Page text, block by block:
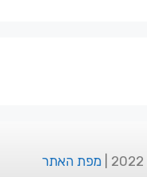
מפת האתר